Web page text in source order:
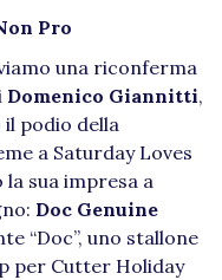
Pro
una riconferma
Domenico Giannitti,
il podio della
a Saturday Loves
sua impresa a
Doc Genuine
“Doc”, uno stallone
per Cutter Holiday